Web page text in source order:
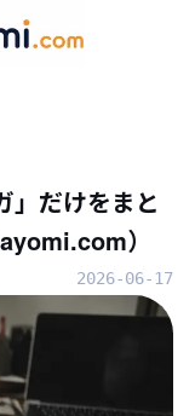
」だけをまと
）
2026-06-17